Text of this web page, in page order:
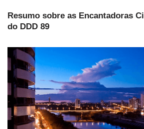
Resumo sobre as Encantadoras
do DDD 89